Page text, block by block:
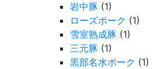
岩中豚 (1)
ローズポーク (1)
雪室熟成豚 (1)
三元豚 (1)
黒部名水ポーク (1)